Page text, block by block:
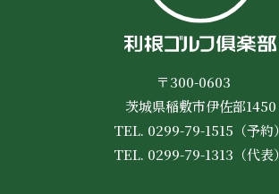
〒300-0603
茨城県稲敷市伊佐部1450
TEL. 0299-79-1515（予約）
TEL. 0299-79-1313（代表）